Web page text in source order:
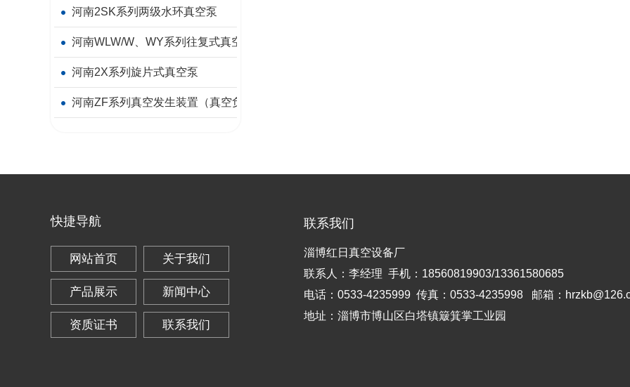
河南2SK系列两级水环真空泵
河南WLW/W、WY系列往复式真空泵
河南2X系列旋片式真空泵
河南ZF系列真空发生装置（真空负压站）
快捷导航
网站首页 关于我们
产品展示 新闻中心
资质证书 联系我们
联系我们
淄博红日真空设备厂
联系人：李经理 手机：18560819903/13361580685
电话：0533-4235999 传真：0533-4235998 邮箱：
地址：淄博市博山区白塔镇簸箕掌工业园